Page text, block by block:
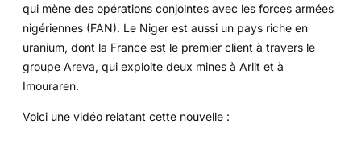
qui mène des opérations conjointes avec les forces armées
nigériennes (FAN). Le Niger est aussi un pays riche en
uranium, dont la France est le premier client à travers le
groupe Areva, qui exploite deux mines à Arlit et à
Imouraren.
Voici une vidéo relatant cette nouvelle :